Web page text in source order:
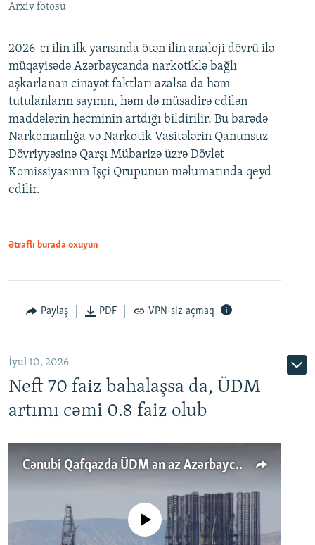
Arxiv fotosu
2026-cı ilin ilk yarısında ötən ilin analoji dövrü ilə
müqayisədə Azərbaycanda narkotiklə bağlı
aşkarlanan cinayət faktları azalsa da həm
tutulanların sayının, həm də müsadirə edilən
maddələrin həcminin artdığı bildirilir. Bu barədə
Narkomanlığa və Narkotik Vasitələrin Qanunsuz
Dövriyyəsinə Qarşı Mübarizə üzrə Dövlət
Komissiyasının İşçi Qrupunun məlumatında qeyd
edilir.
Ətraflı burada oxuyun
Paylaş PDF VPN-siz açmaq
İyul 10, 2026
Neft 70 faiz bahalaşsa da, ÜDM
artımı cəmi 0.8 faiz olub
Cənubi Qafqazda ÜDM ən az Azərbaycanda artır: Qonşuları niyə Bakını qabaqlaya bilir?
No media source currently available